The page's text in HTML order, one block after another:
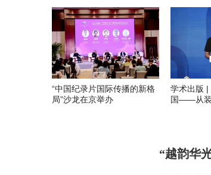
“中国纪录片国际传播的新格
局”沙龙在京举办
学术出版 |
国——从装
“越韵华